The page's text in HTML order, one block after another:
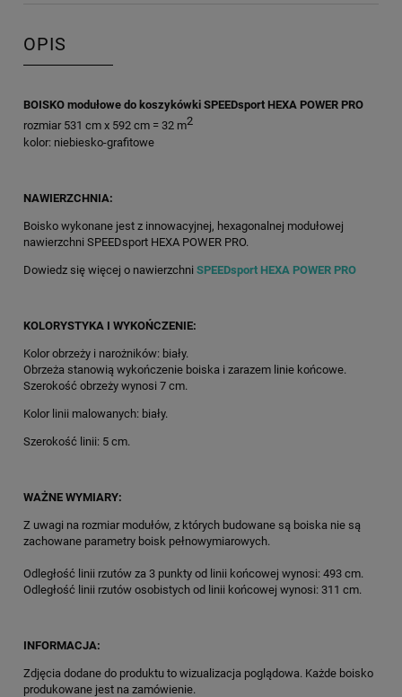
OPIS
BOISKO modułowe do koszykówki SPEEDsport HEXA POWER PRO
rozmiar 531 cm x 592 cm = 32 m2
kolor: niebiesko-grafitowe
NAWIERZCHNIA:
Boisko wykonane jest z innowacyjnej, hexagonalnej modułowej
nawierzchni SPEEDsport HEXA POWER PRO.
Dowiedz się więcej o nawierzchni SPEEDsport HEXA POWER PRO
KOLORYSTYKA I WYKOŃCZENIE:
Kolor obrzeży i narożników: biały.
Obrzeża stanowią wykończenie boiska i zarazem linie końcowe.
Szerokość obrzeży wynosi 7 cm.
Kolor linii malowanych: biały.
Szerokość linii: 5 cm.
WAŻNE WYMIARY:
Z uwagi na rozmiar modułów, z których budowane są boiska nie są
zachowane parametry boisk pełnowymiarowych.
Odległość linii rzutów za 3 punkty od linii końcowej wynosi: 493 cm.
Odległość linii rzutów osobistych od linii końcowej wynosi: 311 cm.
INFORMACJA:
Zdjęcia dodane do produktu to wizualizacja poglądowa. Każde boisko
produkowane jest na zamówienie.